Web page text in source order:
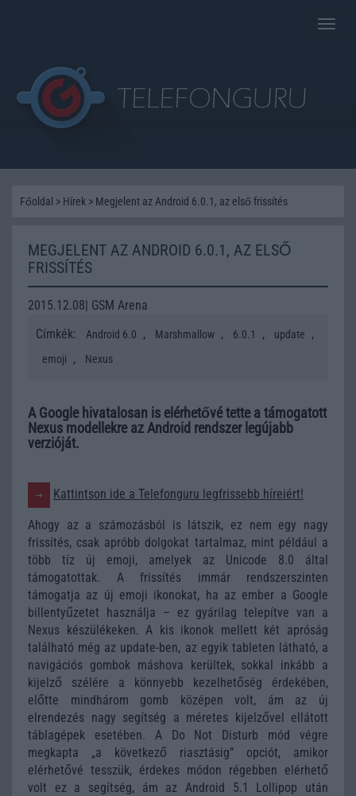
Toggle
Főoldal > Hírek > Megjelent az Android 6.0.1, az első frissítés
MEGJELENT AZ ANDROID 6.0.1, AZ ELSŐ
FRISSÍTÉS
2015.12.08| GSM Arena
Címkék:
Android 6.0 , Marshmallow , 6.0.1 , update ,
emoji , Nexus
A Google hivatalosan is elérhetővé tette a támogatott
Nexus modellekre az Android rendszer legújabb
verzióját.
Kattintson ide a Telefonguru legfrissebb híreiért!
Ahogy az a számozásból is látszik, ez nem egy nagy
frissítés, csak apróbb dolgokat tartalmaz, mint például a
több tíz új emoji, amelyek az Unicode 8.0 által
támogatottak. A frissítés immár rendszerszinten
támogatja az új emoji ikonokat, ha az ember a Google
billentyűzetet használja – ez gyárilag telepítve van a
Nexus készülékeken. A kis ikonok mellett két apróság
található még az update-ben, az egyik tableten látható, a
navigációs gombok máshova kerültek, sokkal inkább a
kijelző szélére a könnyebb kezelhetőség érdekében,
előtte mindhárom gomb középen volt, ám az új
elrendezés nagy segítség a méretes kijelzővel ellátott
táblagépek esetében. A Do Not Disturb mód végre
megkapta „a következő riasztásig” opciót, amikor
elérhetővé tesszük, érdekes módon régebben elérhető
volt ez a segítség, ám az Android 5.1 Lollipop után